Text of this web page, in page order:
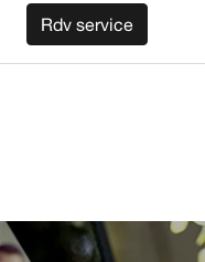
NOUS RACHETONS
4356 Boul
Rdv service